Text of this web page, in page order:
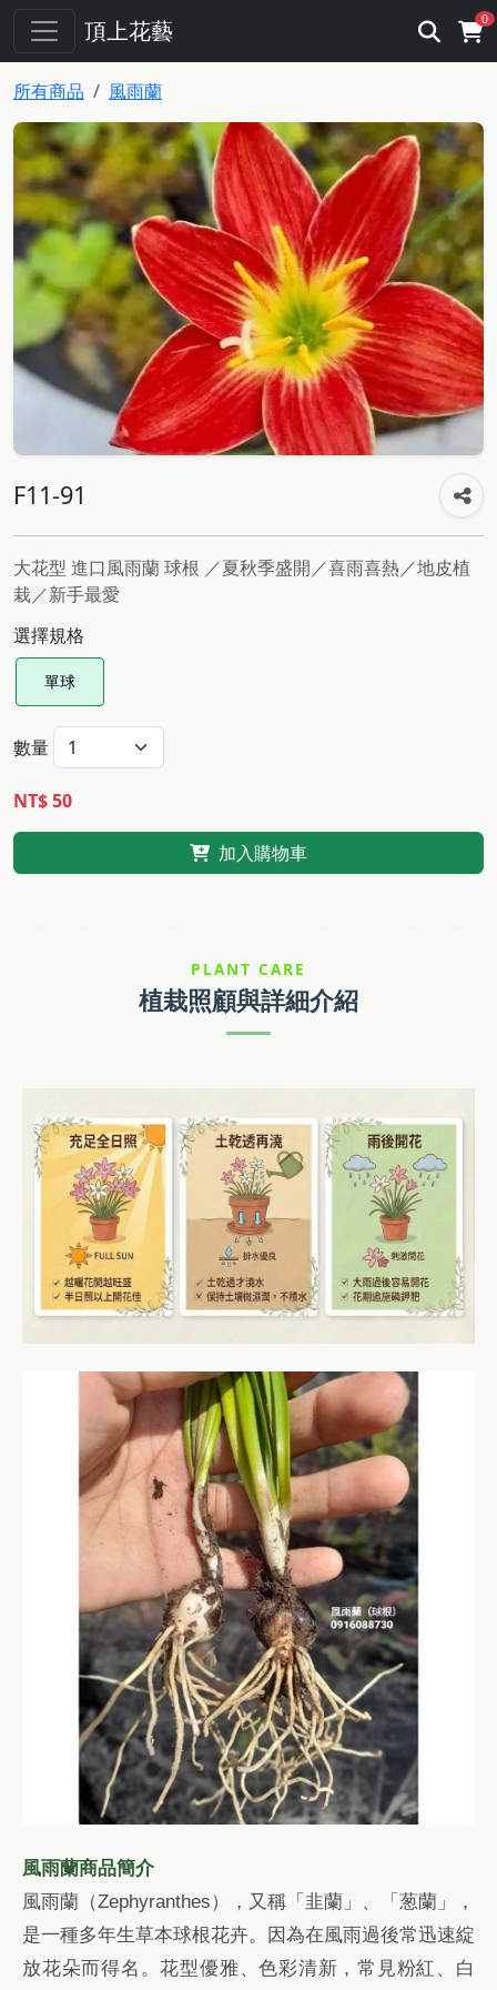
頂上花藝 0
所有商品 風雨蘭
F11-91
大花型 進口風雨蘭 球根 ／夏秋季盛開／喜雨喜熱／地皮植
栽／新手最愛
選擇規格
單球
數量
NT$ 50
加入購物車
PLANT CARE
植栽照顧與詳細介紹
風雨蘭商品簡介
風雨蘭（Zephyranthes），又稱「韭蘭」、「葱蘭」，
是一種多年生草本球根花卉。因為在風雨過後常迅速綻
放花朵而得名。花型優雅、色彩清新，常見粉紅、白